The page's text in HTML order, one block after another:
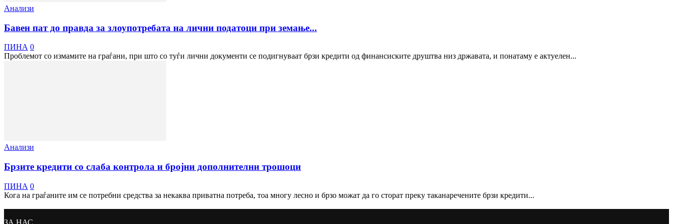
Анализи
Бавен пат до правда за злоупотребата на лични податоци при земање...
ПИНА 0
Проблемот со измамите на граѓани, при што со туѓи лични документи се подигнуваат брзи кредити од финансиските друштва низ државата, и понатаму е актуелен...
Анализи
Брзите кредити со слаба контрола и бројни дополнителни трошоци
ПИНА 0
Кога на граѓаните им се потребни средства за некаква приватна потреба, тоа многу лесно и брзо можат да го сторат преку таканаречените брзи кредити...
ЗА НАС